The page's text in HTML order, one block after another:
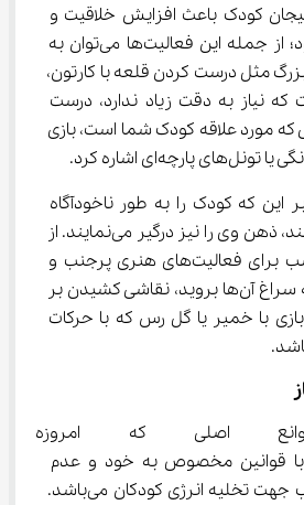
کودک باعث افزایش خلاقیت و
تمرکز وی نیز می‌شود؛ از جمله این فعالیت‌ها می‌توان به
بزرگ مثل درست کردن قلعه با کارتون،
که نیاز به دقت زیاد ندارد، درست
با طرح‌هایی که مورد علاقه کودک شما است، بازی
اشاره کرد.
علاوه بر این که کودک را به طور ناخودآگاه
مجبور به تحرک می‌کنند، ذهن وی را نیز درگیر می‌نمایند. از
دیگر گزینه‌های مناسب برای فعالیت‌های هنری پرجنب و
جوش که می‌توانید به سراغ آن‌ها بروید، نقاشی کشیدن بر
با خمیر یا گل رس که با حرکات
اصلی که امروزه
با قوانین مخصوص به خود و عدم
وجود فضاهای مناسب جهت تخلیه انرژی کودکان می‌باشد.